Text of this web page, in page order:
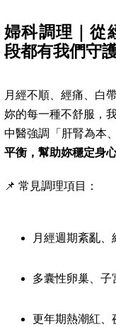
婦科調理｜從
段都有我們守
月經不順、經痛、白
妳的每一種不舒服，我
中醫強調「肝腎為本
平衡，幫助妳穩定身心
📌 常見調理項目：
月經週期紊亂、
多囊性卵巢、子
更年期熱潮紅、